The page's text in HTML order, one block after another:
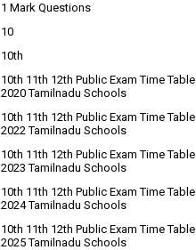
1 Mark Questions
10
10th
10th 11th 12th Public Exam Time Table
2020 Tamilnadu Schools
10th 11th 12th Public Exam Time Table
2022 Tamilnadu Schools
10th 11th 12th Public Exam Time Table
2023 Tamilnadu Schools
10th 11th 12th Public Exam Time Table
2024 Tamilnadu Schools
10th 11th 12th Public Exam Time Table
2025 Tamilnadu Schools